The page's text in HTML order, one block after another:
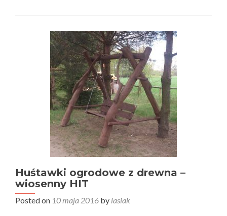
Huśtawki ogrodowe z drewna –
wiosenny HIT
Posted on 10 maja 2016 by lasiak